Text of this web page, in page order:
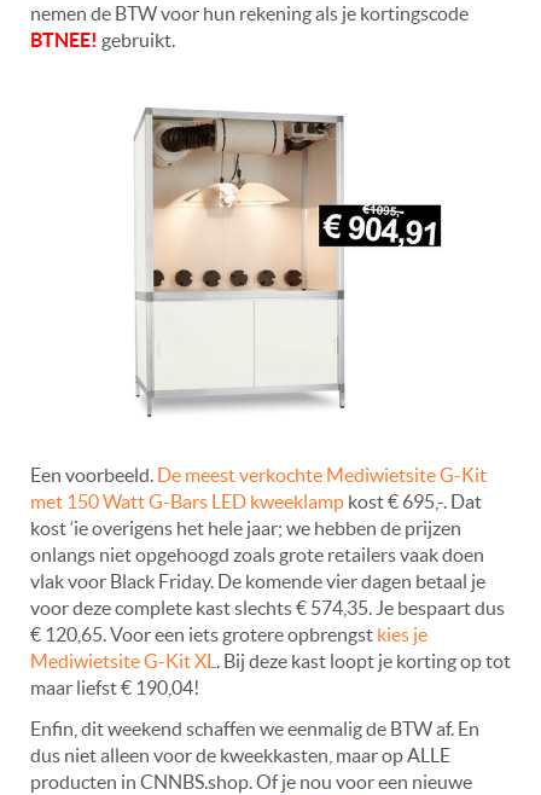
nemen de BTW voor hun rekening als je kortingscode
BTNEE! gebruikt.
Een voorbeeld. De meest verkochte Mediwietsite G-Kit
met 150 Watt G-Bars LED kweeklamp kost € 695,-. Dat
kost ‘ie overigens het hele jaar; we hebben de prijzen
onlangs niet opgehoogd zoals grote retailers vaak doen
vlak voor Black Friday. De komende vier dagen betaal je
voor deze complete kast slechts € 574,35. Je bespaart dus
€ 120,65. Voor een iets grotere opbrengst kies je
Mediwietsite G-Kit XL . Bij deze kast loopt je korting op tot
maar liefst € 190,04!
Enfin, dit weekend schaffen we eenmalig de BTW af. En
dus niet alleen voor de kweekkasten, maar op ALLE
producten in CNNBS.shop. Of je nou voor een nieuwe